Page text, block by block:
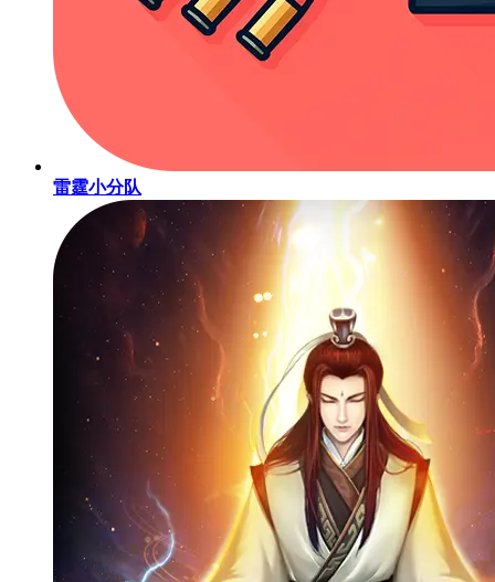
雷霆小分队